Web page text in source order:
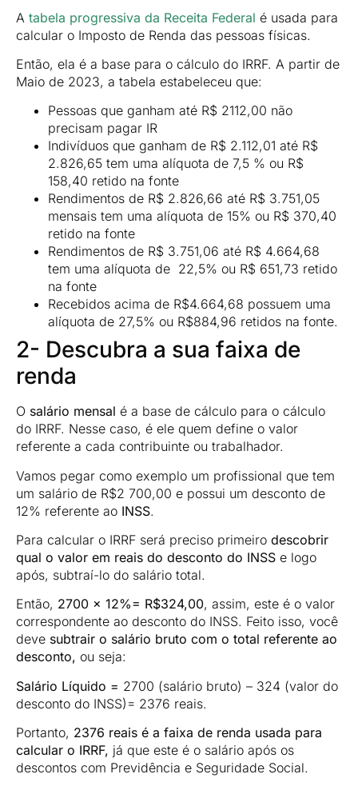
A tabela progressiva da Receita Federal é usada para
calcular o Imposto de Renda das pessoas físicas.
Então, ela é a base para o cálculo do IRRF. A partir de
Maio de 2023, a tabela estabeleceu que:
Pessoas que ganham até R$ 2112,00 não
precisam pagar IR
Indivíduos que ganham de R$ 2.112,01 até R$
2.826,65 tem uma alíquota de 7,5 % ou R$
158,40 retido na fonte
Rendimentos de R$ 2.826,66 até R$ 3.751,05
mensais tem uma alíquota de 15% ou R$ 370,40
retido na fonte
Rendimentos de R$ 3.751,06 até R$ 4.664,68
tem uma alíquota de 22,5% ou R$ 651,73 retido
na fonte
Recebidos acima de R$4.664,68 possuem uma
alíquota de 27,5% ou R$884,96 retidos na fonte.
2- Descubra a sua faixa de
renda
O salário mensal é a base de cálculo para o cálculo
do IRRF. Nesse caso, é ele quem define o valor
referente a cada contribuinte ou trabalhador.
Vamos pegar como exemplo um profissional que tem
um salário de R$2 700,00 e possui um desconto de
12% referente ao INSS.
Para calcular o IRRF será preciso primeiro descobrir
qual o valor em reais do desconto do INSS e logo
após, subtraí-lo do salário total.
Então, 2700 x 12%= R$324,00, assim, este é o valor
correspondente ao desconto do INSS. Feito isso, você
deve subtrair o salário bruto com o total referente ao
desconto, ou seja:
Salário Líquido = 2700 (salário bruto) – 324 (valor do
desconto do INSS)= 2376 reais.
Portanto, 2376 reais é a faixa de renda usada para
calcular o IRRF, já que este é o salário após os
descontos com Previdência e Seguridade Social.